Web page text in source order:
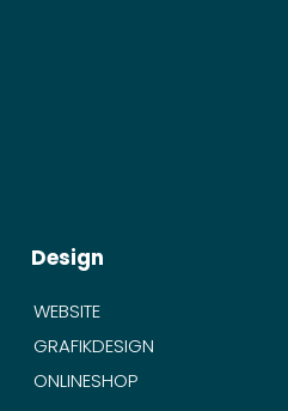
Design
WEBSITE
GRAFIKDESIGN
ONLINESHOP